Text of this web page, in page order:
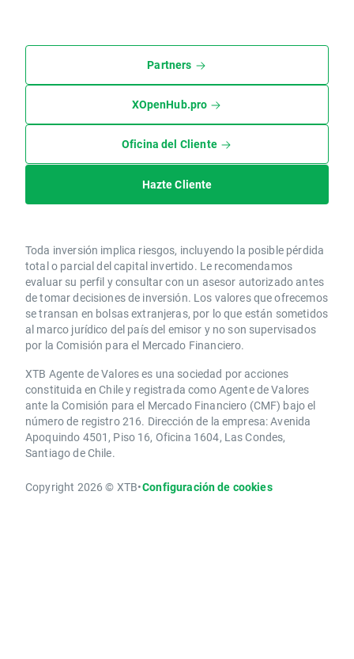
Partners
XOpenHub.pro
Oficina del Cliente
Hazte Cliente
Toda inversión implica riesgos, incluyendo la posible pérdida
total o parcial del capital invertido. Le recomendamos
evaluar su perfil y consultar con un asesor autorizado antes
de tomar decisiones de inversión. Los valores que ofrecemos
se transan en bolsas extranjeras, por lo que están sometidos
al marco jurídico del país del emisor y no son supervisados
por la Comisión para el Mercado Financiero.
XTB Agente de Valores es una sociedad por acciones
constituida en Chile y registrada como Agente de Valores
ante la Comisión para el Mercado Financiero (CMF) bajo el
número de registro 216. Dirección de la empresa: Avenida
Apoquindo 4501, Piso 16, Oficina 1604, Las Condes,
Santiago de Chile.
Copyright 2026 © XTB•Configuración de cookies